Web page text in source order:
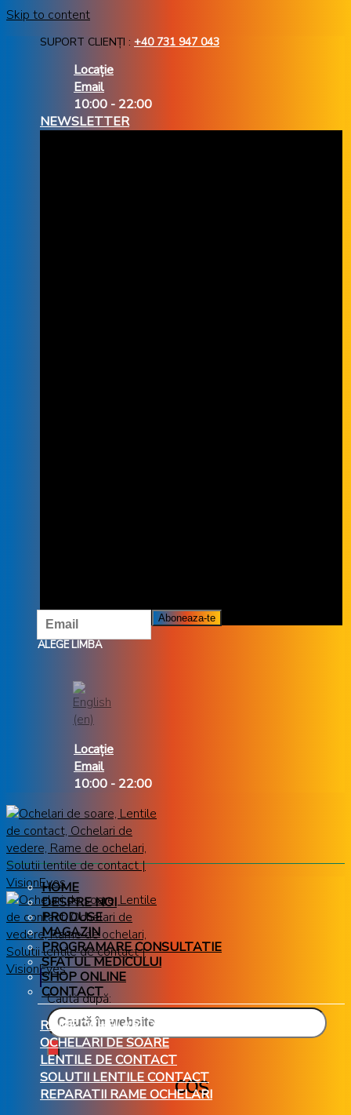
Skip to content
SUPORT CLIENȚI : +40 731 947 043
Locație
Email
10:00 - 22:00
NEWSLETTER
ALEGE LIMBA
Locație
Email
10:00 - 22:00
Caută după:
COȘ
HOME
DESPRE NOI
PRODUSE
MAGAZIN
PROGRAMARE CONSULTATIE
SFATUL MEDICULUI
SHOP ONLINE
CONTACT
RAME OCHELARI DE VEDERE
OCHELARI DE SOARE
LENTILE DE CONTACT
SOLUTII LENTILE CONTACT
REPARATII RAME OCHELARI